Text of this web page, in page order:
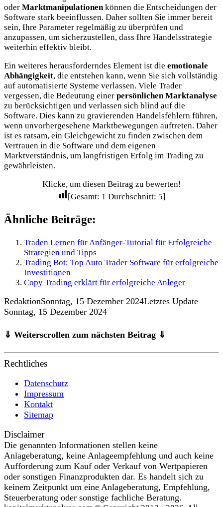
oder Marktmanipulationenkönnen die Entscheidungen der
Software stark beeinflussen. Daher sollten Sie immer bereit
sein, Ihre Parameter regelmäßig zu überprüfen und
anzupassen, um sicherzustellen, dass Ihre Handelsstrategie
weiterhin effektiv bleibt.
Ein weiteres herausforderndes Element ist die emotionale
Abhängigkeit, die entstehen kann, wenn Sie sich vollständig
auf automatisierte Systeme verlassen. Viele Trader
vergessen, die Bedeutung einer persönlichen Marktanalyse
zu berücksichtigen und verlassen sich blind auf die
Software. Dies kann zu gravierenden Handelsfehlern führen,
wenn unvorhergesehene Marktbewegungen auftreten. Daher
ist es ratsam, ein Gleichgewicht zu finden zwischen dem
Vertrauen in die Software und dem eigenen
Marktverständnis, um langfristigen Erfolg im Trading zu
gewährleisten.
Klicke, um diesen Beitrag zu bewerten!
[Gesamt: 1 Durchschnitt: 5]
Ähnliche Beiträge:
Traden Lernen für Anfänger-Tutorial für Erfolgreiche
Strategien und Tipps
Trading Bot: Top Auto Trader Software für erfolgreiche
Investitionen
Copy Trading erklärt für erfolgreiche Anleger
RedaktionSonntag, 15 Dezember 2024Letztes Update
Sonntag, 15 Dezember 2024
⇓ Weiterscrollen zum nächsten Beitrag ⇓
Rechtliches
Datenschutz
Impressum
Kontakt
Sitemap
Disclaimer
Die genannten Informationen stellen keine
Anlageberatung, keine Anlageempfehlung und auch keine
Aufforderung zum Kauf oder Verkauf von Wertpapieren
oder sonstigen Finanzprodukten dar. Es handelt sich zu
keinem Zeitpunkt um eine Anlageberatung, Empfehlung,
Steuerberatung oder sonstige fachliche Beratung.